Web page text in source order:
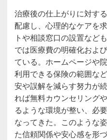
治療後の仕上がりに対す
配慮し、心理的なケアを
トや相談窓口の設置など
では医療費の明確化およ
ている。ホームページや
利用できる保険の範囲な
安や誤解を減らす努力が
れば無料カウンセリング
るような環境が整い、必
なってきた。このような
た信頼関係や安心感を形づ